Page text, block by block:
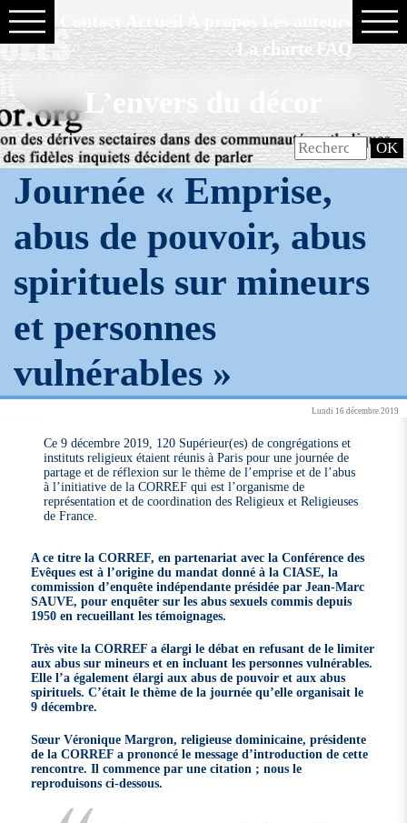
La charte FAQ
L’envers du décor
Journée « Emprise,
abus de pouvoir, abus
spirituels sur mineurs
et personnes
vulnérables »
Lundi 16 décembre 2019
Ce 9 décembre 2019, 120 Supérieur(es) de congrégations et
instituts religieux étaient réunis à Paris pour une journée de
partage et de réflexion sur le thème de l’emprise et de l’abus
à l’initiative de la CORREF qui est l’organisme de
représentation et de coordination des Religieux et Religieuses
de France.
A ce titre la CORREF, en partenariat avec la Conférence des
Evêques est à l’origine du mandat donné à la CIASE, la
commission d’enquête indépendante présidée par Jean-Marc
SAUVE, pour enquêter sur les abus sexuels commis depuis
1950 en recueillant les témoignages.
Très vite la CORREF a élargi le débat en refusant de le limiter
aux abus sur mineurs et en incluant les personnes vulnérables.
Elle l’a également élargi aux abus de pouvoir et aux abus
spirituels. C’était le thème de la journée qu’elle organisait le
9 décembre.
Sœur Véronique Margron, religieuse dominicaine, présidente
de la CORREF a prononcé le message d’introduction de cette
rencontre. Il commence par une citation ; nous le
reproduisons ci-dessous.